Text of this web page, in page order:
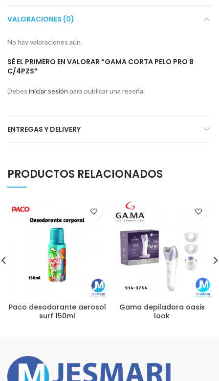
VALORACIONES (0)
No hay valoraciones aún.
SÉ EL PRIMERO EN VALORAR “GAMA CORTA PELO PRO 8
C/4PZS”
Debes iniciar sesión para publicar una reseña.
ENTREGAS Y DELIVERY
PRODUCTOS RELACIONADOS
Paco desodorante aerosol
surf 150ml
Gama depiladora oasis
look